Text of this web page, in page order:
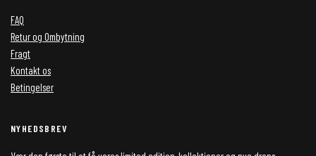
FAQ
Retur og Ombytning
Fragt
Kontakt os
Betingelser
NYHEDSBREV